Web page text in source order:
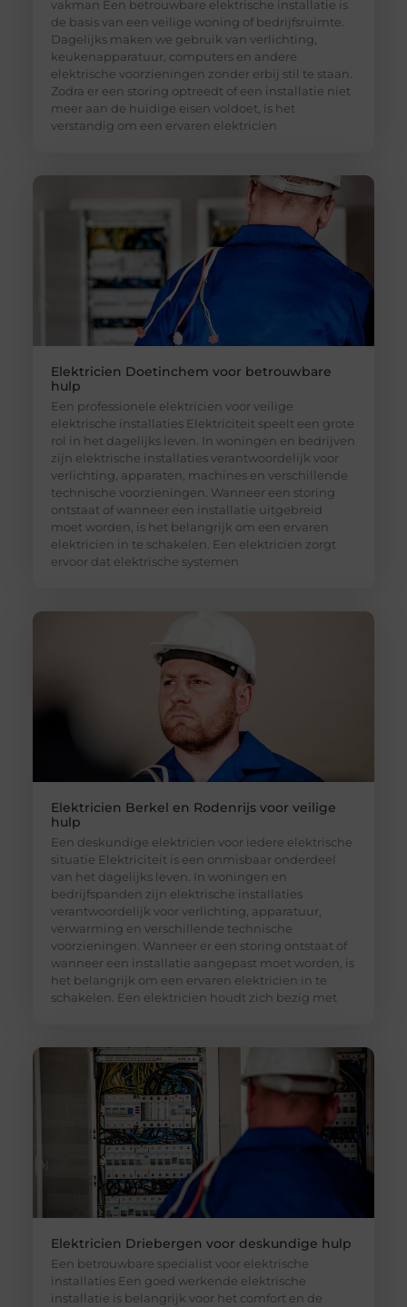
vakman Een betrouwbare elektrische installatie is
de basis van een veilige woning of bedrijfsruimte.
Dagelijks maken we gebruik van verlichting,
keukenapparatuur, computers en andere
elektrische voorzieningen zonder erbij stil te staan.
Zodra er een storing optreedt of een installatie niet
meer aan de huidige eisen voldoet, is het
verstandig om een ervaren elektricien
Elektricien Doetinchem voor betrouwbare
hulp
Een professionele elektricien voor veilige
elektrische installaties Elektriciteit speelt een grote
rol in het dagelijks leven. In woningen en bedrijven
zijn elektrische installaties verantwoordelijk voor
verlichting, apparaten, machines en verschillende
technische voorzieningen. Wanneer een storing
ontstaat of wanneer een installatie uitgebreid
moet worden, is het belangrijk om een ervaren
elektricien in te schakelen. Een elektricien zorgt
ervoor dat elektrische systemen
Elektricien Berkel en Rodenrijs voor veilige
hulp
Een deskundige elektricien voor iedere elektrische
situatie Elektriciteit is een onmisbaar onderdeel
van het dagelijks leven. In woningen en
bedrijfspanden zijn elektrische installaties
verantwoordelijk voor verlichting, apparatuur,
verwarming en verschillende technische
voorzieningen. Wanneer er een storing ontstaat of
wanneer een installatie aangepast moet worden, is
het belangrijk om een ervaren elektricien in te
schakelen. Een elektricien houdt zich bezig met
Elektricien Driebergen voor deskundige hulp
Een betrouwbare specialist voor elektrische
installaties Een goed werkende elektrische
installatie is belangrijk voor het comfort en de